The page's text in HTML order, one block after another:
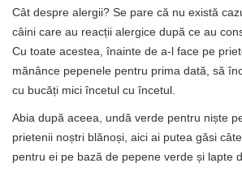
Cât despre alergii? Se pare că nu există
câini care au reacții alergice după ce au
Cu toate acestea, înainte de a-l face pe
mănânce pepenele pentru prima dată, să
cu bucăți mici încetul cu încetul.
Abia după aceea, undă verde pentru niște
prietenii noștri blănoși, aici ai putea găsi
pentru ei pe bază de pepene verde și lapte